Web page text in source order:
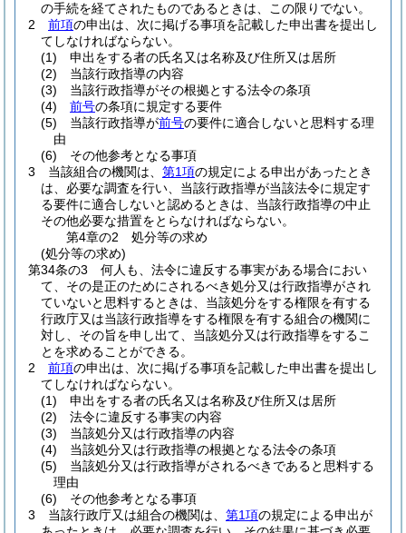
の手続を経てされたものであるときは、この限りでない。
2
前項の申出は、次に掲げる事項を記載した申出書を提出し
てしなければならない。
(1)
申出をする者の氏名又は名称及び住所又は居所
(2)
当該行政指導の内容
(3)
当該行政指導がその根拠とする法令の条項
(4)
前号の条項に規定する要件
(5)
当該行政指導が前号の要件に適合しないと思料する理
由
(6)
その他参考となる事項
3
当該組合の機関は、 第1項の規定による申出があったとき
は、必要な調査を行い、当該行政指導が当該法令に規定す
る要件に適合しないと認めるときは、当該行政指導の中止
その他必要な措置をとらなければならない。
第4章の2
処分等の求め
(処分等の求め)
第34条の3
何人も、法令に違反する事実がある場合におい
て、その是正のためにされるべき処分又は行政指導がされ
ていないと思料するときは、当該処分をする権限を有する
行政庁又は当該行政指導をする権限を有する組合の機関に
対し、その旨を申し出て、当該処分又は行政指導をするこ
とを求めることができる。
2
前項の申出は、次に掲げる事項を記載した申出書を提出し
てしなければならない。
(1)
申出をする者の氏名又は名称及び住所又は居所
(2)
法令に違反する事実の内容
(3)
当該処分又は行政指導の内容
(4)
当該処分又は行政指導の根拠となる法令の条項
(5)
当該処分又は行政指導がされるべきであると思料する
理由
(6)
その他参考となる事項
3
当該行政庁又は組合の機関は、 第1項の規定による申出が